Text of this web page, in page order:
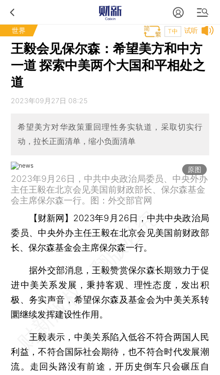
世界 试听
T中
王毅会见保尔森：希望美方和中方
一道 探索中美两个大国和平相处之
道
2023年09月27日 08:25
希望美方对华政策重回理性务实轨道，采取切实行
动，拉长正面清单，缩小负面清单
原图
2023年9月26日，中共中央政治局委员、中央外办
主任王毅在北京会见美国前财政部长、保尔森基金
会主席保尔森一行。图：外交部官网
【财新网】 2023年9月26日，中共中央政治局
委员、中央外办主任王毅在北京会见美国前财政部
长、保尔森基金会主席保尔森一行。
据外交部消息，王毅赞赏保尔森长期致力于促
进中美关系发展，秉持客观、理性态度，发出积
极、务实声音，希望保尔森及基金会为中美关系转
圜继续发挥建设性作用。
王毅表示，中美关系陷入低谷不符合两国人民
利益，不符合国际社会期待，也不符合时代发展潮
流。走回头路没有前途，开历史倒车只会碾压自